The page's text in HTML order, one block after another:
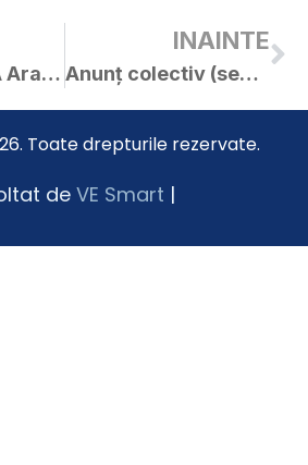
Adresa DSVSA Arad cu nr. 2597/05.03.2018, referitoare la Planul de măsuri pentru reducerea riscurilor pentru sănătatea umană transmise prin alimente, în perioada sărbătorilor pascale.
INAINTE
Anunț colectiv (sechestru) nr. 7822 / 19.03.2018
Toate drepturile rezervate.
deVE Smart |